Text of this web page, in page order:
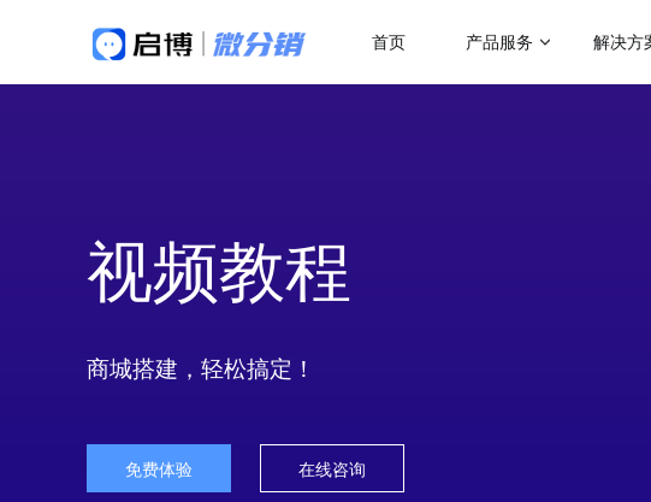
首页 产品服务 解决方
分销小程序
专注裂变的分销小程序
私域直播分销带货系统
行业销售渠道解决方案
积分商城解决方案
助力商
帮助微
视频教程
商城搭建，轻松搞定！
免费体验 在线咨询